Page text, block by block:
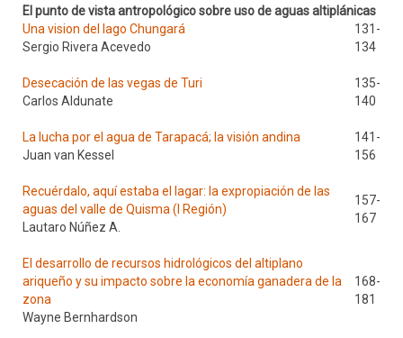
El punto de vista antropológico sobre uso de aguas altiplánicas
Una vision del lago Chungará
131-
134
Sergio Rivera Acevedo
Desecación de las vegas de Turi
135-
140
Carlos Aldunate
La lucha por el agua de Tarapacá; la visión andina
141-
156
Juan van Kessel
Recuérdalo, aquí estaba el lagar: la expropiación de las
aguas del valle de Quisma (I Región)
157-
167
Lautaro Núñez A.
El desarrollo de recursos hidrológicos del altiplano
ariqueño y su impacto sobre la economía ganadera de la
zona
168-
181
Wayne Bernhardson